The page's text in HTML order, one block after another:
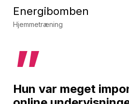
Energibomben
Hjemmetræning
”
Hun var meget